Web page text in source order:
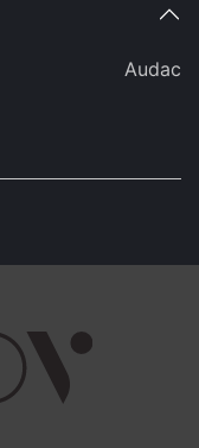
Audac